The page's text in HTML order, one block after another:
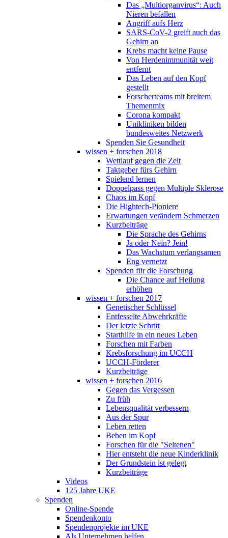
Das „Multiorganvirus“: Auch
Nieren befallen
Angriff aufs Herz
SARS-CoV-2 greift auch das
Gehirn an
Krebs macht keine Pause
Von Herdenimmunität weit
entfernt
Das Leben auf den Kopf
gestellt
Forscherteams mit breitem
Themenmix
Corona kompakt
Unikliniken bilden
bundesweites Netzwerk
Spenden Sie Gesundheit
wissen + forschen 2018
Wettlauf gegen die Zeit
Taktgeber fürs Gehirn
Spielend lernen
Doppelpass gegen Multiple Sklerose
Chaos im Kopf
Die Hightech-Pioniere
Erwartungen verändern Schmerzen
Kurzbeiträge
Die Sprache des Gehirns
Ja oder Nein? Jein!
Das Wachstum verlangsamen
Eng vernetzt
Spenden für die Forschung
Die Chance auf Heilung
erhöhen
wissen + forschen 2017
Genetischer Schlüssel
Entfesselte Abwehrkräfte
Der letzte Schritt
Starthilfe in ein neues Leben
Forschen mit Farben
Krebsforschung im UCCH
UCCH-Förderer
Kurzbeiträge
wissen + forschen 2016
Gegen das Vergessen
Zu früh
Lebensqualität verbessern
Aus der Spur
Leben retten
Beben im Kopf
Forschen für die "Seltenen"
Hier entsteht die neue Kinderklinik
Der Grundstein ist gelegt
Kurzbeiträge
Videos
125 Jahre UKE
Spenden
Online-Spende
Spendenkonto
Spendenprojekte im UKE
Als Unternehmen helfen